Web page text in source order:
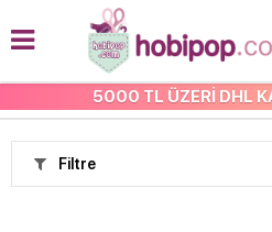
5000 TL ÜZERİ DHL
TEL KIRMA
Filtre